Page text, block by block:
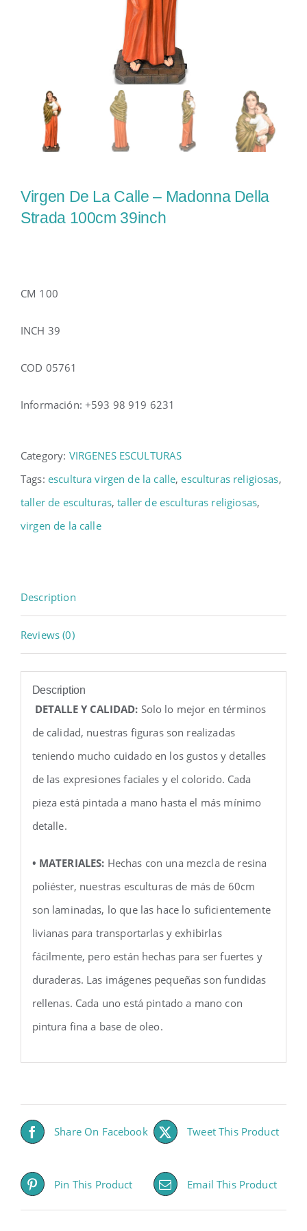
Virgen De La Calle – Madonna Della
Strada 100cm 39inch
CM 100
INCH 39
COD 05761
Información: +593 98 919 6231
Category: VIRGENES ESCULTURAS
Tags: escultura virgen de la calle,esculturas religiosas,
taller de esculturas,taller de esculturas religiosas,
virgen de la calle
Description
Reviews (0)
Description
DETALLE Y CALIDAD: Solo lo mejor en términos
de calidad, nuestras figuras son realizadas
teniendo mucho cuidado en los gustos y detalles
de las expresiones faciales y el colorido. Cada
pieza está pintada a mano hasta el más mínimo
detalle.
• MATERIALES: Hechas con una mezcla de resina
poliéster, nuestras esculturas de más de 60cm
son laminadas, lo que las hace lo suficientemente
livianas para transportarlas y exhibirlas
fácilmente, pero están hechas para ser fuertes y
duraderas. Las imágenes pequeñas son fundidas
rellenas. Cada uno está pintado a mano con
pintura fina a base de oleo.
Share On Facebook Tweet This Product
Pin This Product Email This Product